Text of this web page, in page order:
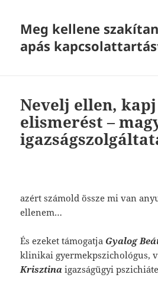
Meg kellene
apás
Nevelj ellen,
elismerést –
azért számold össze mi van
ellenem…
És ezeket támogatja Gyalog
klinikai gyermekpszichológus,
Krisztina igazságügyi